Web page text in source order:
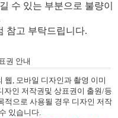
수 있는 부분으로 불량이
참고 부탁드립니다.
권 안내
웹, 모바일 디자인과 촬영 이미
자인 저작권및 상표권이 출원/등
적으로 사용될 경우 디자인 저작
있습니다.